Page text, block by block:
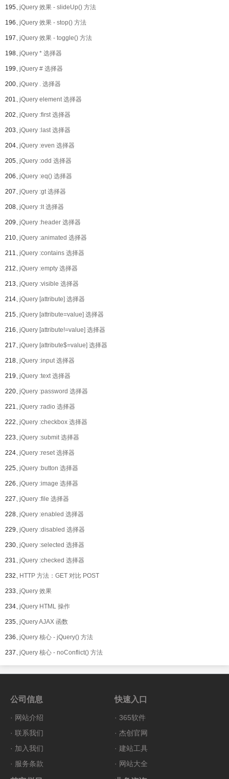
195、jQuery 效果 - slideUp() 方法
196、jQuery 效果 - stop() 方法
197、jQuery 效果 - toggle() 方法
198、jQuery * 选择器
199、jQuery # 选择器
200、jQuery . 选择器
201、jQuery element 选择器
202、jQuery :first 选择器
203、jQuery :last 选择器
204、jQuery :even 选择器
205、jQuery :odd 选择器
206、jQuery :eq() 选择器
207、jQuery :gt 选择器
208、jQuery :lt 选择器
209、jQuery :header 选择器
210、jQuery :animated 选择器
211、jQuery :contains 选择器
212、jQuery :empty 选择器
213、jQuery :visible 选择器
214、jQuery [attribute] 选择器
215、jQuery [attribute=value] 选择器
216、jQuery [attribute!=value] 选择器
217、jQuery [attribute$=value] 选择器
218、jQuery :input 选择器
219、jQuery :text 选择器
220、jQuery :password 选择器
221、jQuery :radio 选择器
222、jQuery :checkbox 选择器
223、jQuery :submit 选择器
224、jQuery :reset 选择器
225、jQuery :button 选择器
226、jQuery :image 选择器
227、jQuery :file 选择器
228、jQuery :enabled 选择器
229、jQuery :disabled 选择器
230、jQuery :selected 选择器
231、jQuery :checked 选择器
232、HTTP 方法：GET 对比 POST
233、jQuery 效果
234、jQuery HTML 操作
235、jQuery AJAX 函数
236、jQuery 核心 - jQuery() 方法
237、jQuery 核心 - noConflict() 方法
公司信息
· 网站介绍
· 联系我们
· 加入我们
· 服务条款
快速入口
· 365软件
· 杰创官网
· 建站工具
· 网站大全